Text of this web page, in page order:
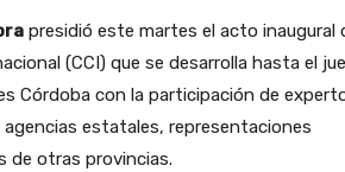
presidió este martes el acto inaugural
(CCI) que se desarrolla hasta el
Córdoba con la participación de
estatales, representaciones
de otras provincias.